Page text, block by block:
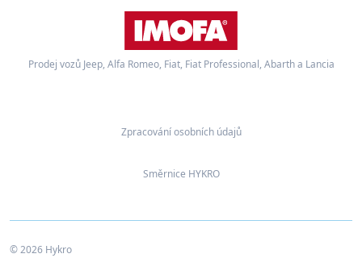
Prodej vozů Jeep, Alfa Romeo, Fiat, Fiat Professional, Abarth a Lancia
Zpracování osobních údajů
Směrnice HYKRO
© 2026 Hykro